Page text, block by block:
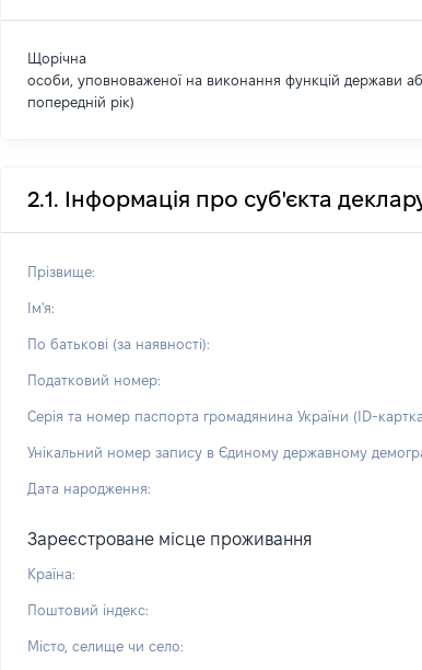
Щорічна
особи, уповноваженої на виконання функцій держави
попередній рік)
2.1. Інформація про суб'єкта
Прізвище:
Ім'я:
По батькові (за наявності):
Податковий номер:
Серія та номер паспорта громадянина України (ID-
Унікальний номер запису в Єдиному державному
Дата народження:
Зареєстроване місце проживання
Країна:
Поштовий індекс:
Місто, селище чи село: